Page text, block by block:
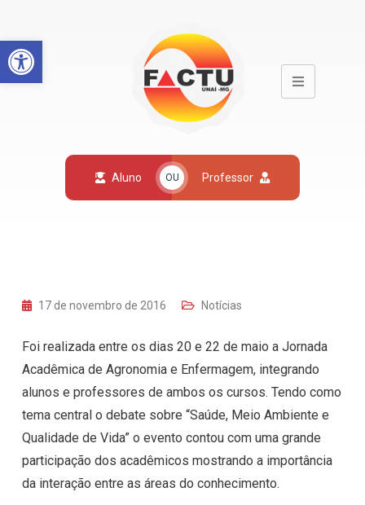
Open toolbar
Aluno OU Professor
17 de novembro de 2016 Notícias
Foi realizada entre os dias 20 e 22 de maio a Jornada
Acadêmica de Agronomia e Enfermagem, integrando
alunos e professores de ambos os cursos. Tendo como
tema central o debate sobre “Saúde, Meio Ambiente e
Qualidade de Vida” o evento contou com uma grande
participação dos acadêmicos mostrando a importância
da interação entre as áreas do conhecimento.